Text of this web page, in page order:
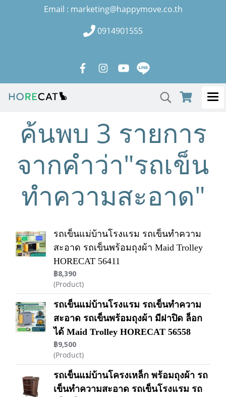
Email : marketing@happymove.co.th
0914901555
ค้นพบ 3 รายการ
จากคำว่า"รถเข็น
ทำความสะอาด"
รถเข็นแม่บ้านโรงแรม รถเข็นทำความ
สะอาด รถเข็นพร้อมถุงผ้า Maid Trolley
HORECAT 56411
฿8,390
(Product)
รถเข็นแม่บ้านโรงแรม รถเข็นทำความ
สะอาด รถเข็นพร้อมถุงผ้า มีฝาปิด ล็อก
ได้ Maid Trolley HORECAT 56558
฿9,500
(Product)
รถเข็นแม่บ้านโครงเหล็ก พร้อมถุงผ้า รถ
เข็นทำความสะอาด รถเข็นโรงแรม รถ